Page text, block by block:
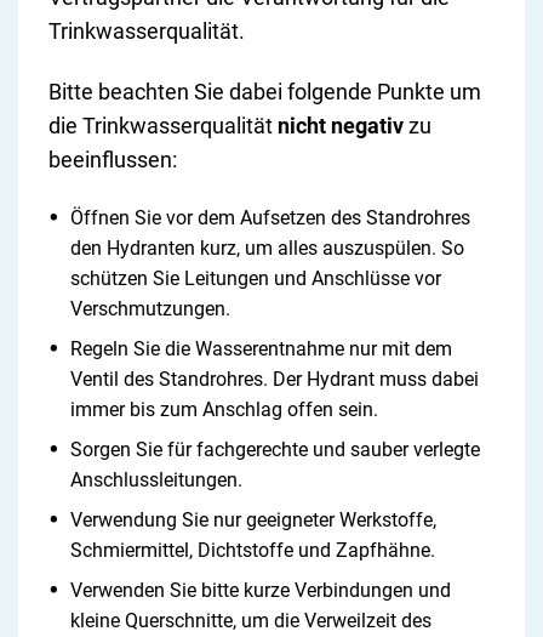
Trinkwasserqualität.
Bitte beachten Sie dabei folgende Punkte um
die Trinkwasserqualität nicht negativ zu
beeinflussen:
Öffnen Sie vor dem Aufsetzen des Standrohres
den Hydranten kurz, um alles auszuspülen. So
schützen Sie Leitungen und Anschlüsse vor
Verschmutzungen.
Regeln Sie die Wasserentnahme nur mit dem
Ventil des Standrohres. Der Hydrant muss dabei
immer bis zum Anschlag offen sein.
Sorgen Sie für fachgerechte und sauber verlegte
Anschlussleitungen.
Verwendung Sie nur geeigneter Werkstoffe,
Schmiermittel, Dichtstoffe und Zapfhähne.
Verwenden Sie bitte kurze Verbindungen und
kleine Querschnitte, um die Verweilzeit des